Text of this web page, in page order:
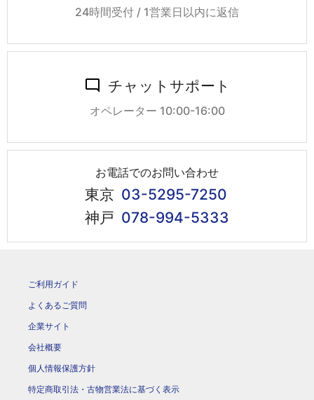
24時間受付 / 1営業日以内に返信
チャットサポート
オペレーター 10:00-16:00
お電話でのお問い合わせ
東京 03-5295-7250
神戸 078-994-5333
ご利用ガイド
よくあるご質問
企業サイト
会社概要
個人情報保護方針
特定商取引法・古物営業法に基づく表示